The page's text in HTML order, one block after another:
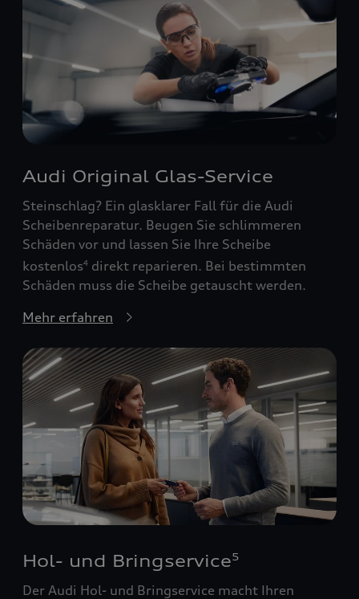
Audi Original Glas-Service
Steinschlag? Ein glasklarer Fall für die Audi
Scheibenreparatur. Beugen Sie schlimmeren
Schäden vor und lassen Sie Ihre Scheibe
kostenlos4 direkt reparieren. Bei bestimmten
Schäden muss die Scheibe getauscht werden.
Mehr erfahren
Hol- und Bringservice5
Der Audi Hol- und Bringservice macht Ihren